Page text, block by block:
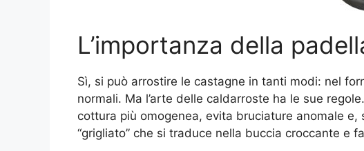
L’importanza della
Sì, si può arrostire le castagne in tanti modi: nel
normali. Ma l’arte delle caldarroste ha le sue
cottura più omogenea, evita bruciature anomale
“grigliato” che si traduce nella buccia croccante e